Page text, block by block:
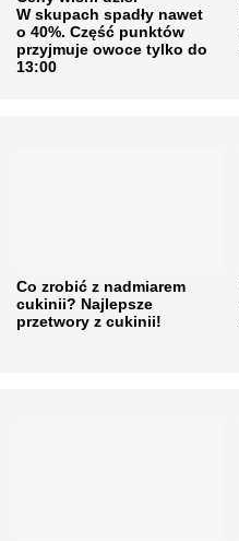
W skupach spadły nawet
o 40%. Część punktów
przyjmuje owoce tylko do
13:00
Co zrobić z nadmiarem
cukinii? Najlepsze
przetwory z cukinii!